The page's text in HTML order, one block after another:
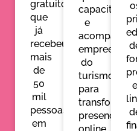
gratuito
que
já
recebeu
mais
de
50
mil
pessoas
em
capacita
e
acompanha
do
turismo
para
transformar
presença
e